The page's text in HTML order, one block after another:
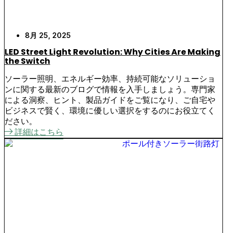
8月 25, 2025
LED Street Light Revolution: Why Cities Are Making
the Switch
ソーラー照明、エネルギー効率、持続可能なソリューショ
ンに関する最新のブログで情報を入手しましょう。専門家
による洞察、ヒント、製品ガイドをご覧になり、ご自宅や
ビジネスで賢く、環境に優しい選択をするのにお役立てく
ださい。
詳細はこちら